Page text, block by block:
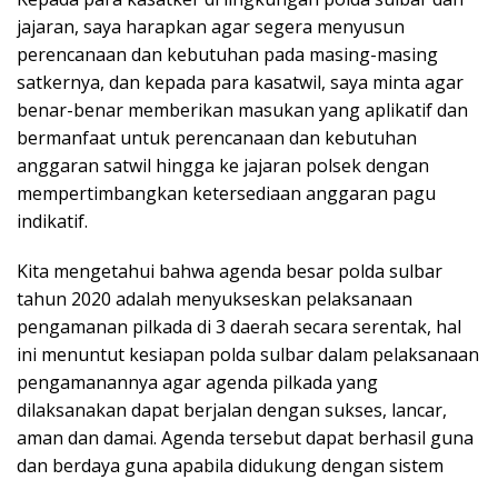
jajaran, saya harapkan agar segera menyusun
perencanaan dan kebutuhan pada masing-masing
satkernya, dan kepada para kasatwil, saya minta agar
benar-benar memberikan masukan yang aplikatif dan
bermanfaat untuk perencanaan dan kebutuhan
anggaran satwil hingga ke jajaran polsek dengan
mempertimbangkan ketersediaan anggaran pagu
indikatif.
Kita mengetahui bahwa agenda besar polda sulbar
tahun 2020 adalah menyukseskan pelaksanaan
pengamanan pilkada di 3 daerah secara serentak, hal
ini menuntut kesiapan polda sulbar dalam pelaksanaan
pengamanannya agar agenda pilkada yang
dilaksanakan dapat berjalan dengan sukses, lancar,
aman dan damai. Agenda tersebut dapat berhasil guna
dan berdaya guna apabila didukung dengan sistem